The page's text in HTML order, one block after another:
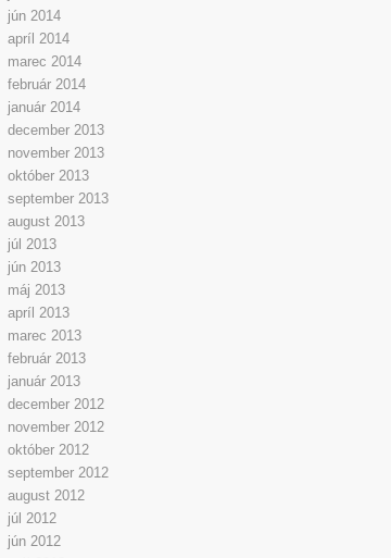
jún 2014
apríl 2014
marec 2014
február 2014
január 2014
december 2013
november 2013
október 2013
september 2013
august 2013
júl 2013
jún 2013
máj 2013
apríl 2013
marec 2013
február 2013
január 2013
december 2012
november 2012
október 2012
september 2012
august 2012
júl 2012
jún 2012